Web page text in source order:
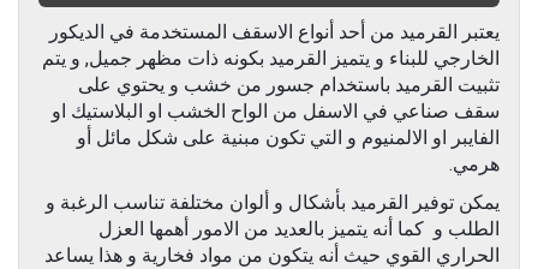
يعتبر القرميد من أحد أنواع الاسقف المستخدمة في الديكور
الخارجي للبناء و يتميز القرميد بكونه ذات مظهر جميل, و يتم
تثبيت القرميد باستخدام جسور من خشب و يحتوي على
سقف صناعي في الاسفل من الواح الخشب او البلاستيك او
الفايبر او الالمنيوم و التي تكون مبنية على شكل مائل أو
هرمي.
يمكن توفير القرميد بأشكال و ألوان مختلفة تناسب الرغبة و
الطلب و كما أنه يتميز بالعديد من الامور أهمها العزل
الحراري القوي حيث أنه يتكون من مواد فخارية و هذا يساعد